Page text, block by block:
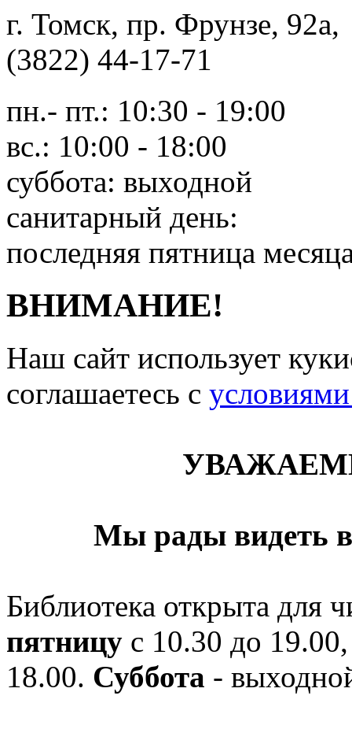
г. Томск, пр. Фрунзе,
(3822) 44-17-71
пн.- пт.: 10:30 - 19:00
вс.: 10:00 - 18:00
суббота: выходной
санитарный день:
последняя пятница
ВНИМАНИЕ!
Наш сайт использует
соглашаетесь c
Мы рады видеть
Библиотека открыта для
пятницу с 10.30 до
18.00. Суббота -